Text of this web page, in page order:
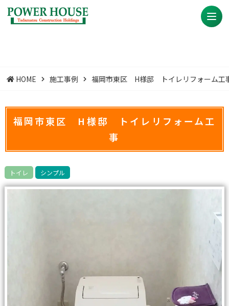
HOME 施工事例 福岡市東区 H様邸 トイレリフォーム工
福岡市東区 H様邸 トイレリフォーム工
事
トイレ シンプル